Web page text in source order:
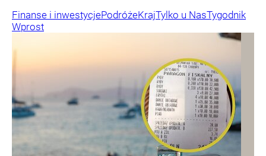
Finanse i inwestycjePodróżeKrajTylko u NasTygodnik
Wprost